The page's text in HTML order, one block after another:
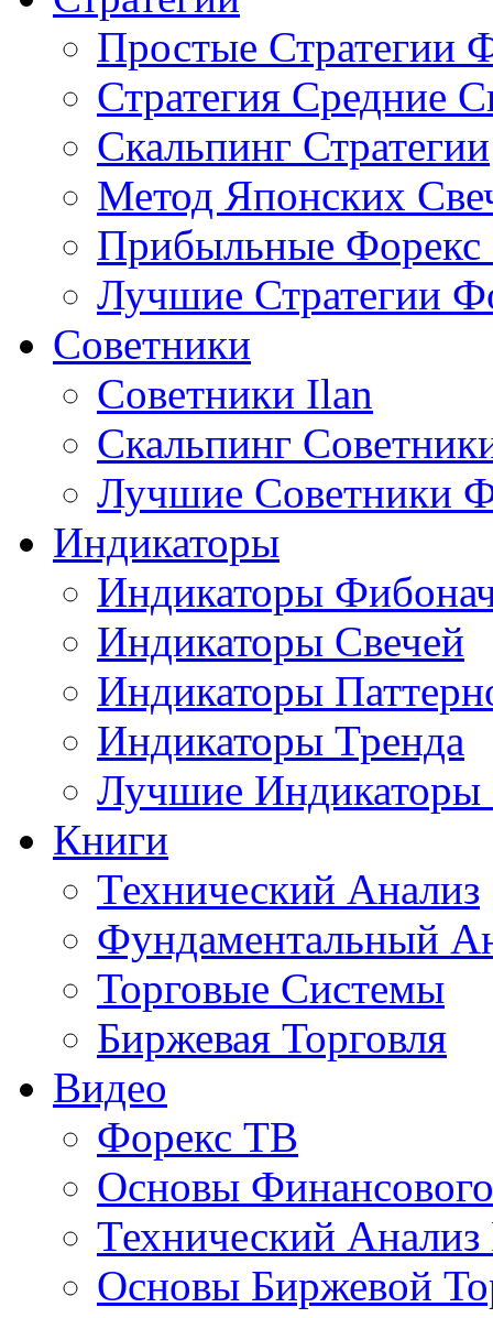
Простые Стратегии
Стратегия Средние
Скальпинг Стратегии
Метод Японских
Прибыльные Форекс
Лучшие Стратегии
Советники
Советники Ilan
Скальпинг
Лучшие Советники
Индикаторы
Индикаторы
Индикаторы Свечей
Индикаторы
Индикаторы Тренда
Лучшие Индикаторы
Книги
Технический Анализ
Фундаментальный
Торговые Системы
Биржевая Торговля
Видео
Форекс ТВ
Основы
Технический
Основы Биржевой